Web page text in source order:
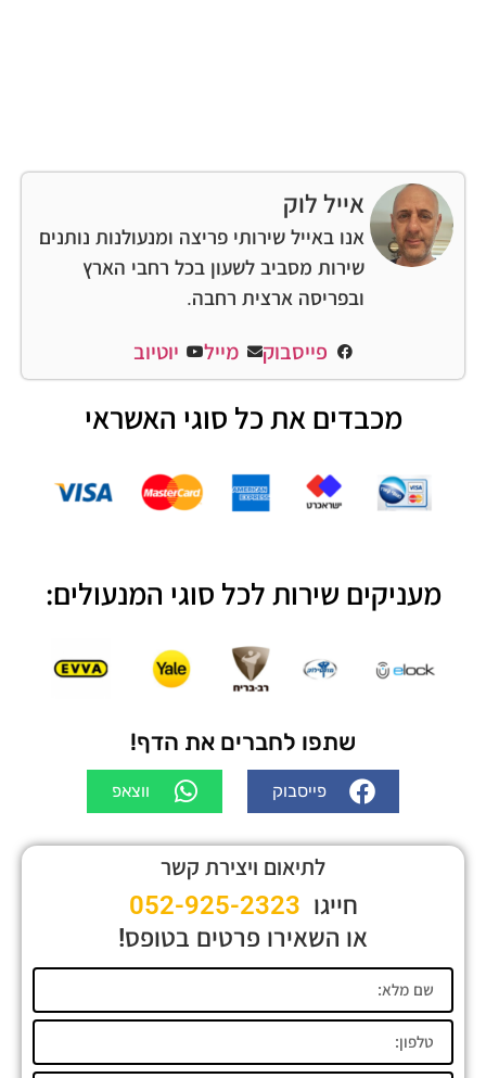
אייל לוק
אנו באייל שירותי פריצה ומנעולנות נותנים
שירות מסביב לשעון בכל רחבי הארץ
ובפריסה ארצית רחבה.
פייסבוק מייל יוטיוב
מכבדים את כל סוגי האשראי
מעניקים שירות לכל סוגי המנעולים:
שתפו לחברים את הדף!
פייסבוק ווצאפ
לתיאום ויצירת קשר
חייגו 052-925-2323
או השאירו פרטים בטופס!